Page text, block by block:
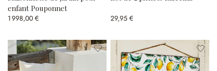
enfant Pouponnet
1 998,00 €
29,95 €